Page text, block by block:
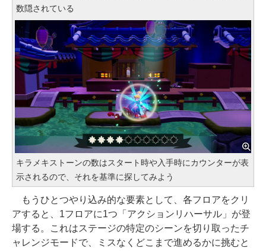
数隠されている
キラメキストーンの数はスタート時や入手時にカウンターが表
示されるので、それを基準に探してみよう
もうひとつやり込み的な要素として、各フロアをクリ
アすると、1フロアに1つ「アクションリハーサル」が登
場する。これはステージの特定のシーンを切り取ったチ
ャレンジモードで、ミスなくどこまで進めるかに挑むと